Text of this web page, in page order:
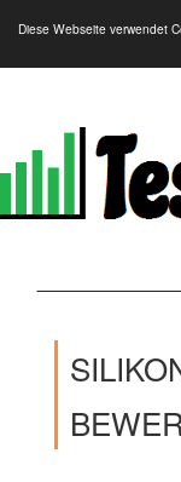
Diese Webseite verwendet